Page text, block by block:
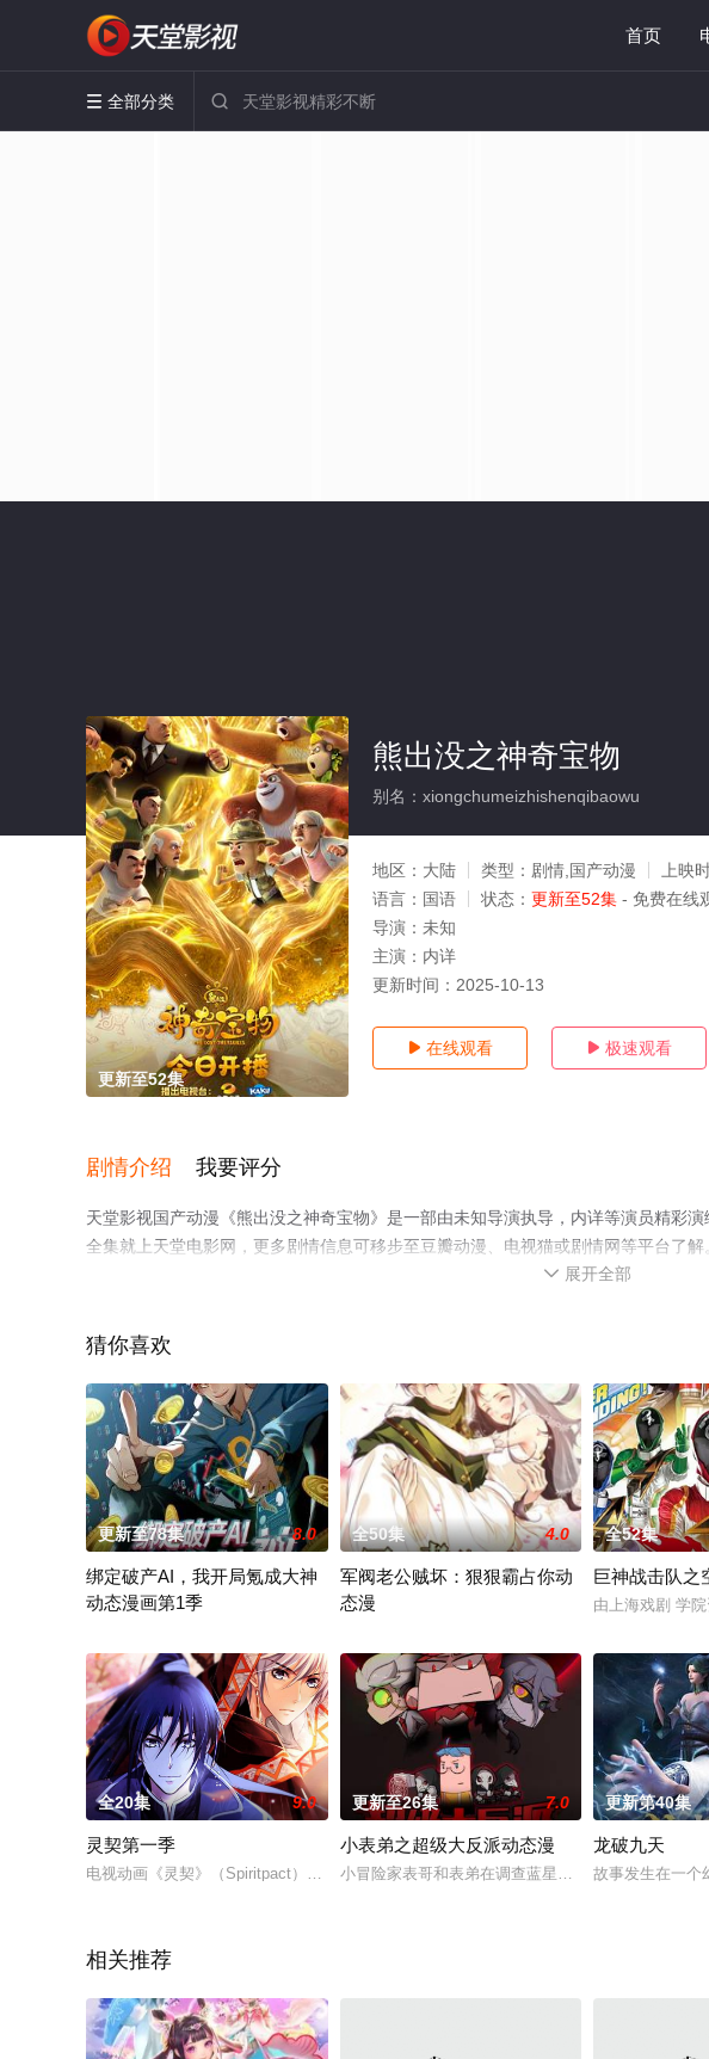
首页
 全部分类 
更新至52集
熊出没之神奇宝物
别名：xiongchumeizhishenqibaowu
地区： 大陆 类型： 剧情,国产动漫 上映
语言： 国语 状态： 更新至52集 - 免费在线
导演： 未知
主演： 内详
更新时间： 2025-10-13
 在线观看  极速观看
剧情介绍 我要评分
天堂影视国产动漫《熊出没之神奇宝物》是一部由未知导演执导，内详等演员精彩
全集就上天堂电影网，更多剧情信息可移步至豆瓣动漫、电视猫或剧情网等平台了解
 展开全部
猜你喜欢
更新至78集 8.0
绑定破产AI，我开局氪成大神
动态漫画第1季
全50集 4.0
军阀老公贼坏：狠狠霸占你动
态漫
全52集
巨神战击队之
由上海戏剧 学
全20集 9.0
灵契第一季
电视动画《灵契》（Spiritpact）改编自瓶子原作的同名网络漫画作品，由上海绘界文化
更新至26集 7.0
小表弟之超级大反派动态漫
小冒险家表哥和表弟在调查蓝星三大本源能量“逆卡
更新第40集
龙破九天
故事发生在一个
相关推荐